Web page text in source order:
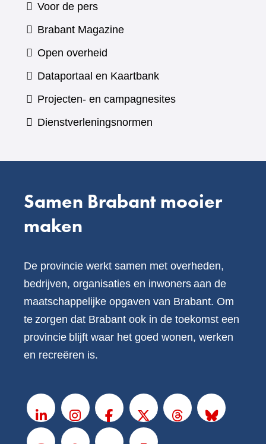
Voor de pers
Brabant Magazine(verwijst
andere
website)
Open overheid
Dataportaal en Kaartbank(verwijst
naar
Projecten- en campagnesites
Dienstverleningsnormen
Samen Brabant mooier
maken
De provincie werkt samen met overheden,
bedrijven, organisaties en inwoners aan de
maatschappelijke opgaven van Brabant. Om
te zorgen dat Brabant ook in de toekomst een
provincie blijft waar het goed wonen, werken
en recreëren is.
LinkedInInstagramFacebook
X